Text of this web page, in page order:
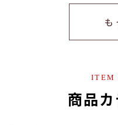
も
ITEM
商品